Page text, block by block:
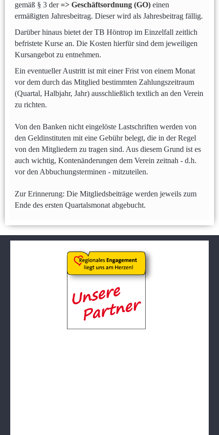
gemäß § 3 der=> Geschäftsordnung (GO) einen
ermäßigten Jahresbeitrag. Dieser wird als Jahresbeitrag fällig.
Darüber hinaus bietet der TB Höntrop im Einzelfall zeitlich
befristete Kurse an. Die Kosten hierfür sind dem jeweiligen
Kursangebot zu entnehmen.
Ein eventueller Austritt ist mit einer Frist von einem Monat
vor dem durch das Mitglied bestimmten Zahlungszeitraum
(Quartal, Halbjahr, Jahr) ausschließlich textlich an den Verein
zu richten.
Von den Banken nicht eingelöste Lastschriften werden von
den Geldinstituten mit eine Gebühr belegt, die in der Regel
von den Mitgliedern zu tragen sind. Aus diesem Grund ist es
auch wichtig, Kontenänderungen dem Verein zeitnah - d.h.
vor den Abbuchungsterminen - mitzuteilen.
Zur Erinnerung: Die Mitgliedsbeiträge werden jeweils zum
Ende des ersten Quartalsmonat abgebucht.